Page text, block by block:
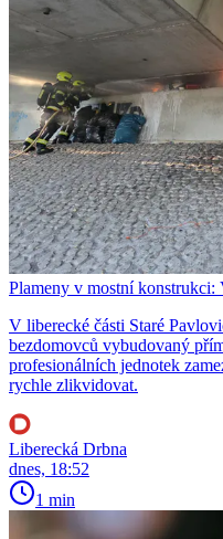
Plameny v mostní
V liberecké části Staré
bezdomovců vybudovaný
profesionálních jednotek
rychle zlikvidovat.
Liberecká Drbna
dnes, 18:52
1 min